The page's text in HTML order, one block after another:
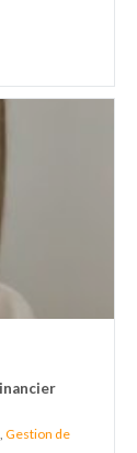
Gestion de